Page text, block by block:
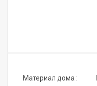
Материал дома :